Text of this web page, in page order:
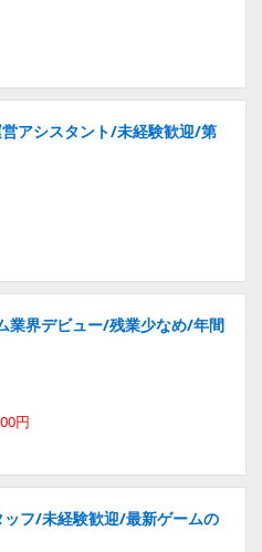
営アシスタント/未経験歓迎/第
業界デビュー/残業少なめ/年間
円
フ/未経験歓迎/最新ゲームの